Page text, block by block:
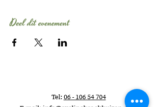
Deel dit evenement
Tel: 06 - 106 54 704